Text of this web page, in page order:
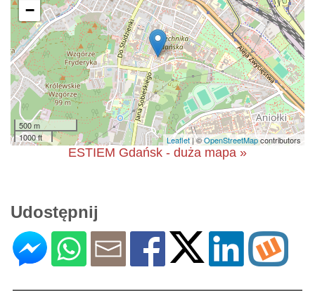
−
500 m
1000 ft
Leaflet | ©OpenStreetMapcontributors
ESTIEM Gdańsk - duża mapa »
Udostępnij